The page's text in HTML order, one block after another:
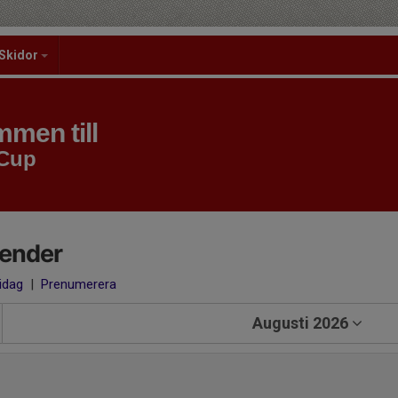
till
| Prenumerera
Augusti 2026